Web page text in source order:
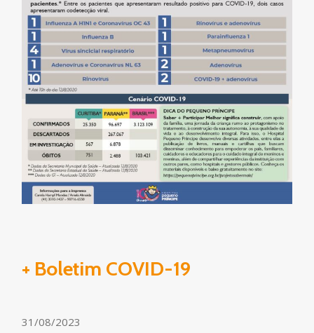
+ Boletim COVID-19
31/08/2023